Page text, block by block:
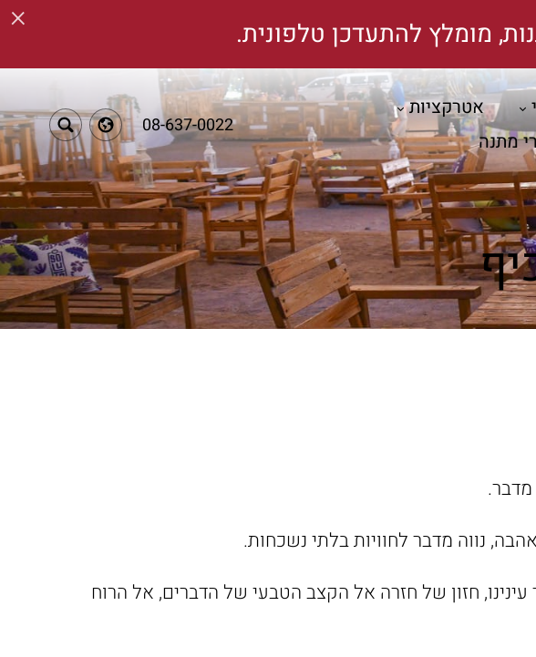
× מומלץ להתעדכן טלפונית.
אטרקציות
מתנה
08-637-0022
נווה מדבר לחוויות בלתי נשכחות.
חזון של חזרה אל הקצב הטבעי של הדברים, אל הרוח